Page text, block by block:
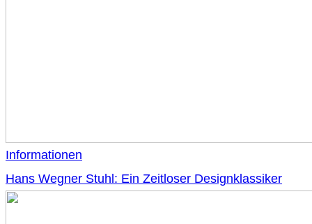
Informationen
Hans Wegner Stuhl: Ein Zeitloser Designklassiker